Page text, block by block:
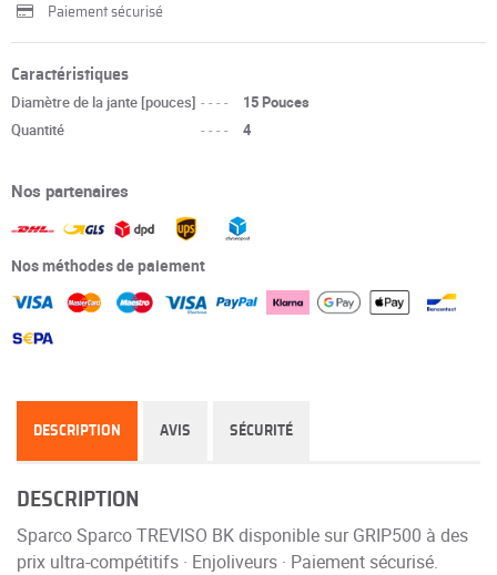
Paiement sécurisé
Caractéristiques
Diamètre de la jante [pouces] ----
15 Pouces
Quantité
---- 4
Nos partenaires
Nos méthodes de paiement
DESCRIPTION AVIS SÉCURITÉ
DESCRIPTION
Sparco Sparco TREVISO BK disponible sur GRIP500 à des
prix ultra-compétitifs · Enjoliveurs · Paiement sécurisé.